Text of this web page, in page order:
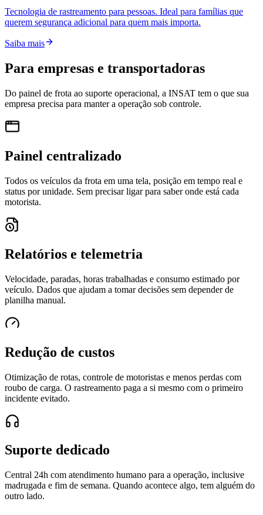
Tecnologia de rastreamento para pessoas. Ideal para famílias que
querem segurança adicional para quem mais importa.
Saiba mais
Para empresas e transportadoras
Do painel de frota ao suporte operacional, a INSAT tem o que sua
empresa precisa para manter a operação sob controle.
Painel centralizado
Todos os veículos da frota em uma tela, posição em tempo real e
status por unidade. Sem precisar ligar para saber onde está cada
motorista.
Relatórios e telemetria
Velocidade, paradas, horas trabalhadas e consumo estimado por
veículo. Dados que ajudam a tomar decisões sem depender de
planilha manual.
Redução de custos
Otimização de rotas, controle de motoristas e menos perdas com
roubo de carga. O rastreamento paga a si mesmo com o primeiro
incidente evitado.
Suporte dedicado
Central 24h com atendimento humano para a operação, inclusive
madrugada e fim de semana. Quando acontece algo, tem alguém do
outro lado.